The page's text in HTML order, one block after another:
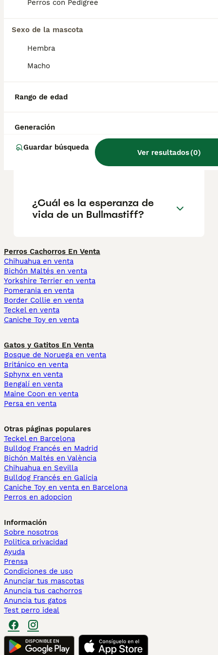
Perros con Pedigree
Sexo de la mascota
Hembra
Macho
Rango de edad
Generación
Guardar búsqueda
Ver resultados(0)
¿Cómo es el carácter del
Bullmastiff con los niños?
¿Cuántas horas duerme un
¿Cuál es la esperanza de
vida de un Bullmastiff?
Perros Cachorros En Venta
Chihuahua en venta
Bichón Maltés en venta
Yorkshire Terrier en venta
Pomerania en venta
Border Collie en venta
Teckel en venta
Caniche Toy en venta
Gatos y Gatitos En Venta
Bosque de Noruega en venta
Británico en venta
Sphynx en venta
Bengalí en venta
Maine Coon en venta
Persa en venta
Otras páginas populares
Teckel en Barcelona
Bulldog Francés en Madrid
Bichón Maltés en València
Chihuahua en Sevilla
Bulldog Francés en Galicia
Caniche Toy en venta en Barcelona
Perros en adopcion
Información
Sobre nosotros
Politica privacidad
Ayuda
Prensa
Condiciones de uso
Anunciar tus mascotas
Anuncia tus cachorros
Anuncia tus gatos
Test perro ideal